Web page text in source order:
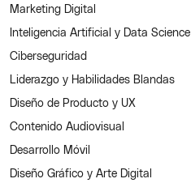
Marketing Digital
Inteligencia Artificial y Data Science
Ciberseguridad
Liderazgo y Habilidades Blandas
Diseño de Producto y UX
Contenido Audiovisual
Desarrollo Móvil
Diseño Gráfico y Arte Digital